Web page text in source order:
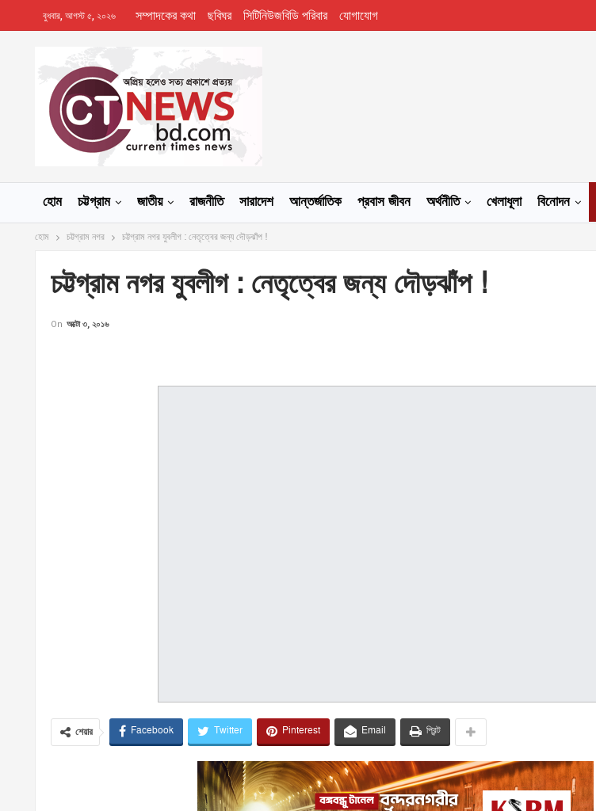
বুধবার, আগস্ট ৫, ২০২৬ সম্পাদকের কথা ছবিঘর সিটিনিউজবিডি পরিবার যোগাযোগ
হোম চট্টগ্রাম জাতীয় রাজনীতি সারাদেশ আন্তর্জাতিক প্রবাস জীবন অর্থনীতি খেলাধূলা বিনোদন
হোম চট্টগ্রাম নগর চট্টগ্রাম নগর যুবলীগ : নেতৃত্বের জন্য দৌড়ঝাঁপ !
চট্টগ্রাম নগর যুবলীগ : নেতৃত্বের জন্য দৌড়ঝাঁপ !
On অক্টো ৩, ২০১৬
শেয়ার Facebook Twitter Pinterest Email প্রিন্ট